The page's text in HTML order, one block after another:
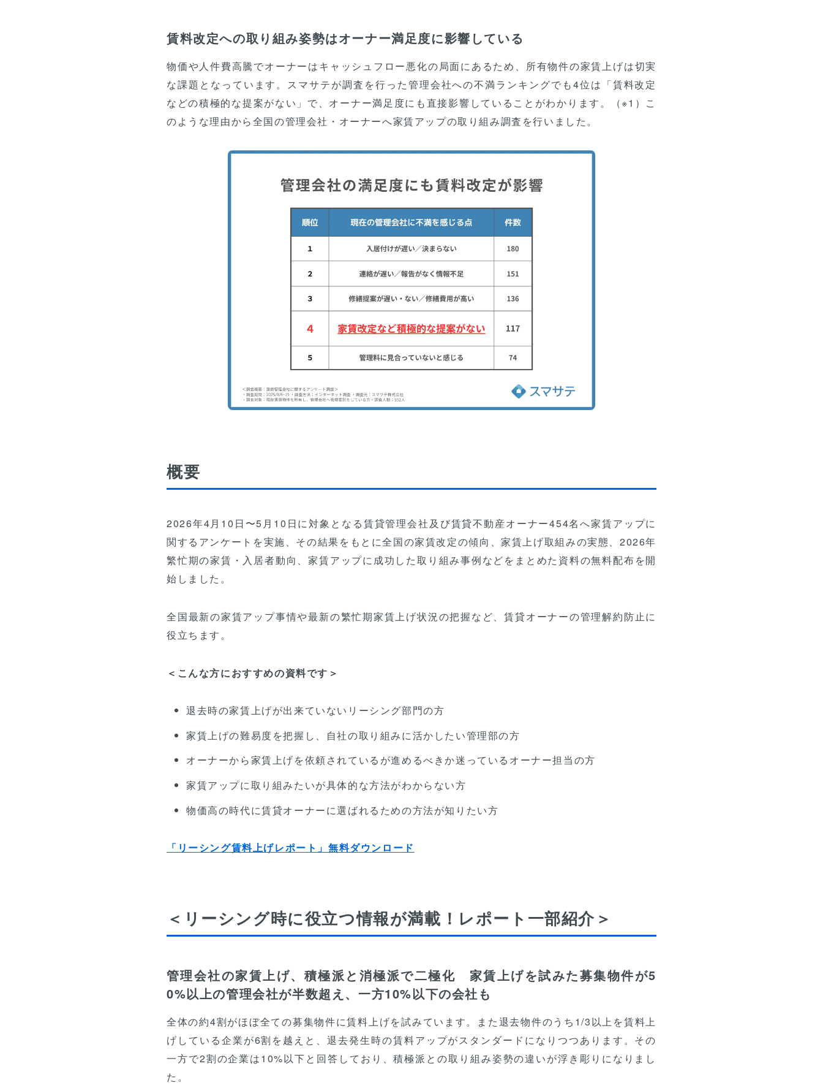
賃料改定への取り組み姿勢はオーナー満足度に影響している
物価や人件費高騰でオーナーはキャッシュフロー悪化の局面にあるため、所有物件の家賃上げは切実
な課題となっています。スマサテが調査を行った管理会社への不満ランキングでも4位は「賃料改定
などの積極的な提案がない」で、オーナー満足度にも直接影響していることがわかります。（※1）こ
のような理由から全国の管理会社・オーナーへ家賃アップの取り組み調査を行いました。
概要
2026年4月10日〜5月10日に対象となる賃貸管理会社及び賃貸不動産オーナー454名へ家賃アップに
関するアンケートを実施、その結果をもとに全国の家賃改定の傾向、家賃上げ取組みの実態、2026年
繁忙期の家賃・入居者動向、家賃アップに成功した取り組み事例などをまとめた資料の無料配布を開
始しました。
全国最新の家賃アップ事情や最新の繁忙期家賃上げ状況の把握など、賃貸オーナーの管理解約防止に
役立ちます。
＜こんな方におすすめの資料です＞
退去時の家賃上げが出来ていないリーシング部門の方
家賃上げの難易度を把握し、自社の取り組みに活かしたい管理部の方
オーナーから家賃上げを依頼されているが進めるべきか迷っているオーナー担当の方
家賃アップに取り組みたいが具体的な方法がわからない方
物価高の時代に賃貸オーナーに選ばれるための方法が知りたい方
「リーシング賃料上げレポート」無料ダウンロード
＜リーシング時に役立つ情報が満載！レポート一部紹介＞
管理会社の家賃上げ、積極派と消極派で二極化 家賃上げを試みた募集物件が5
0%以上の管理会社が半数超え、一方10%以下の会社も
全体の約4割がほぼ全ての募集物件に賃料上げを試みています。また退去物件のうち1/3以上を賃料上
げしている企業が6割を越えと、退去発生時の賃料アップがスタンダードになりつつあります。その
一方で2割の企業は10%以下と回答しており、積極派との取り組み姿勢の違いが浮き彫りになりまし
た。